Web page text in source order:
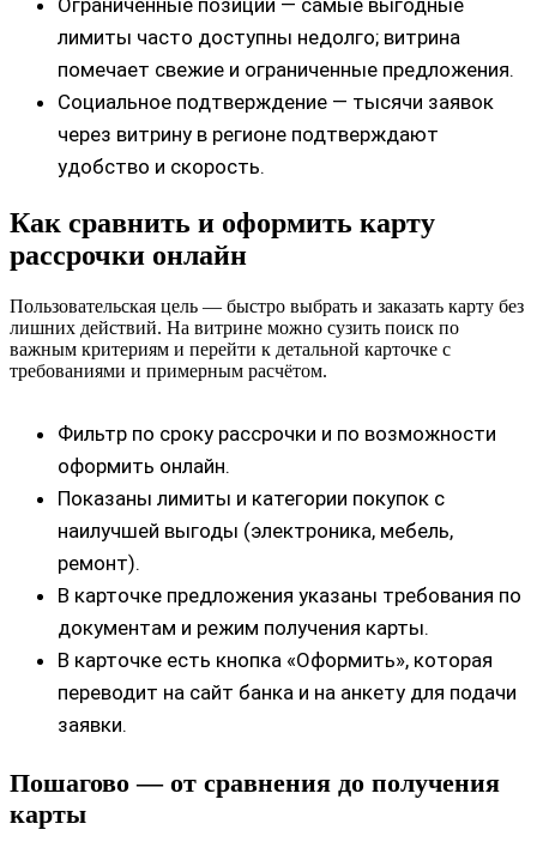
лимиты часто доступны недолго; витрина
помечает свежие и ограниченные предложения.
Социальное подтверждение — тысячи заявок
через витрину в регионе подтверждают
удобство и скорость.
Как сравнить и оформить карту
рассрочки онлайн
Пользовательская цель — быстро выбрать и заказать карту без
лишних действий. На витрине можно сузить поиск по
важным критериям и перейти к детальной карточке с
требованиями и примерным расчётом.
Фильтр по сроку рассрочки и по возможности
оформить онлайн.
Показаны лимиты и категории покупок с
наилучшей выгоды (электроника, мебель,
ремонт).
В карточке предложения указаны требования по
документам и режим получения карты.
В карточке есть кнопка «Оформить», которая
переводит на сайт банка и на анкету для подачи
заявки.
Пошагово — от сравнения до получения
карты